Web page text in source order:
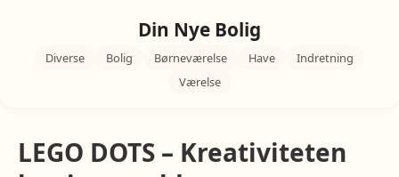
Din Nye Bolig
Diverse Bolig Børneværelse Have
Indretning
Værelse
LEGO DOTS – Kreativiteten